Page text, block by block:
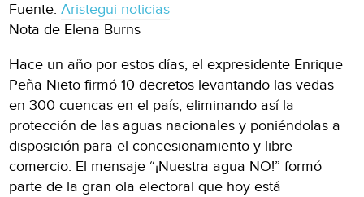
Fuente:Aristegui noticias
Nota de Elena Burns
Hace un año por estos días, el expresidente Enrique
Peña Nieto firmó 10 decretos levantando las vedas
en 300 cuencas en el país, eliminando así la
protección de las aguas nacionales y poniéndolas a
disposición para el concesionamiento y libre
comercio. El mensaje “¡Nuestra agua NO!” formó
parte de la gran ola electoral que hoy está